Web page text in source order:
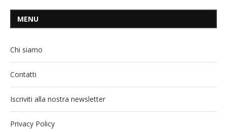
MENU
Chi siamo
Contatti
Iscriviti alla nostra newsletter
Privacy Policy